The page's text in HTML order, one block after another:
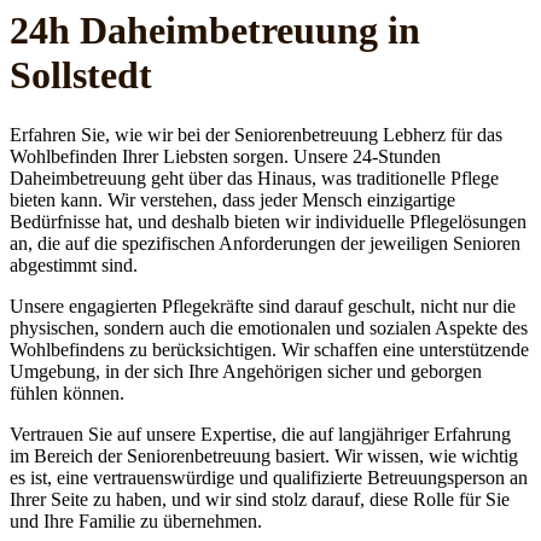
24h Daheim­betreuung in
Sollstedt
Erfahren Sie, wie wir bei der Seniorenbetreuung Lebherz für das
Wohlbefinden Ihrer Liebsten sorgen. Unsere 24-Stunden
Daheimbetreuung geht über das Hinaus, was traditionelle Pflege
bieten kann. Wir verstehen, dass jeder Mensch einzigartige
Bedürfnisse hat, und deshalb bieten wir individuelle Pflegelösungen
an, die auf die spezifischen Anforderungen der jeweiligen Senioren
abgestimmt sind.
Unsere engagierten Pflegekräfte sind darauf geschult, nicht nur die
physischen, sondern auch die emotionalen und sozialen Aspekte des
Wohlbefindens zu berücksichtigen. Wir schaffen eine unterstützende
Umgebung, in der sich Ihre Angehörigen sicher und geborgen
fühlen können.
Vertrauen Sie auf unsere Expertise, die auf langjähriger Erfahrung
im Bereich der Seniorenbetreuung basiert. Wir wissen, wie wichtig
es ist, eine vertrauenswürdige und qualifizierte Betreuungsperson an
Ihrer Seite zu haben, und wir sind stolz darauf, diese Rolle für Sie
und Ihre Familie zu übernehmen.